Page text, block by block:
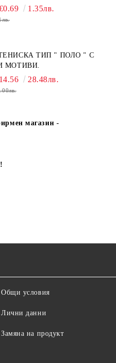
1.35лв.
ТИП " ПОЛО " С
МОТИВИ.
28.48лв.
магазин -
Общи условия
Лични данни
Замяна на продукт